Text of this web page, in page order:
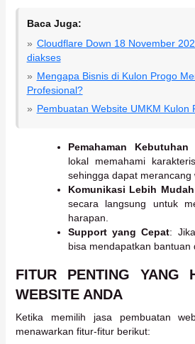
Baca Juga:
Cloudflare Down 18 November
diakses
Mengapa Bisnis di Kulon Progo
Profesional?
Pembuatan Website UMKM Kulon
Pemahaman Kebutuhan
lokal memahami
sehingga dapat merancang
Komunikasi Lebih Mudah
secara langsung untuk
harapan.
Support yang Cepat:
bisa mendapatkan bantuan
FITUR PENTING YANG
WEBSITE ANDA
Ketika memilih jasa pembuatan
menawarkan fitur-fitur berikut: